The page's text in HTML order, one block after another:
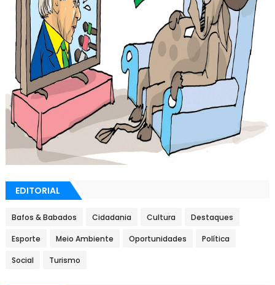
EDITORIAL
Bafos & Babados Cidadania Cultura Destaques
Esporte Meio Ambiente Oportunidades Política
Social Turismo